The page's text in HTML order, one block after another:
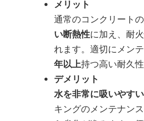
メリット
通常のコンクリートの
い断熱性に加え、耐
れます。適切にメン
年以上持つ高い耐久性
デメリット
水を非常に吸いやすい
キングのメンテナン